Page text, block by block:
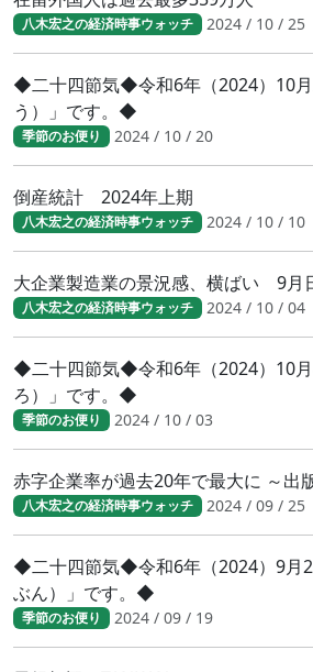
八木宏之の経済時事ウォッチ 2024 / 10 / 25
◆二十四節気◆令和6年（2024）10月
う）」です。◆
季節のお便り 2024 / 10 / 20
倒産統計 2024年上期
八木宏之の経済時事ウォッチ 2024 / 10 / 10
大企業製造業の景況感、横ばい 9月
八木宏之の経済時事ウォッチ 2024 / 10 / 04
◆二十四節気◆令和6年（2024）10
ろ）」です。◆
季節のお便り 2024 / 10 / 03
赤字企業率が過去20年で最大に ～出
八木宏之の経済時事ウォッチ 2024 / 09 / 25
◆二十四節気◆令和6年（2024）9月
ぶん）」です。◆
季節のお便り 2024 / 09 / 19